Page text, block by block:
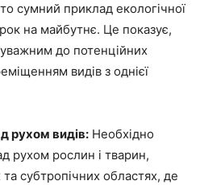
сумний приклад екологічної
на майбутнє. Це показує,
до потенційних
видів з однієї
рухом видів: Необхідно
рухом рослин і тварин,
субтропічних областях, де